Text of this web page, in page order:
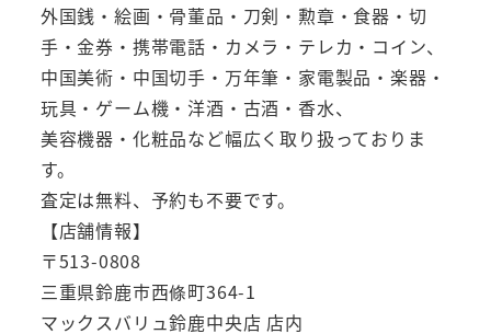
外国銭・絵画・骨董品・刀剣・勲章・食器・切
手・金券・携帯電話・カメラ・テレカ・コイン、
中国美術・中国切手・万年筆・家電製品・楽器・
玩具・ゲーム機・洋酒・古酒・香水、
美容機器・化粧品など幅広く取り扱っておりま
す。
査定は無料、予約も不要です。
【店舗情報】
〒513-0808
三重県鈴鹿市西條町364-1
マックスバリュ鈴鹿中央店 店内